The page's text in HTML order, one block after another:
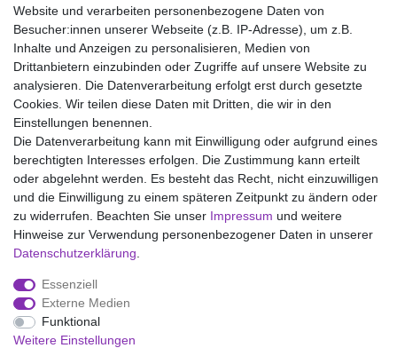
100% Baumwolle
aus komfortabler Sweatwear
Wir liefern mit DHL (auch Samstags)
Kostenloser Versand
14 Tage Rückgaberecht
Impressum Daten­schutz­erklärung AGB
Widerrufs­recht
Website und verarbeiten personenbezogene Daten von
Besucher:innen unserer Webseite (z.B. IP-Adresse), um z.B.
Inhalte und Anzeigen zu personalisieren, Medien von
Drittanbietern einzubinden oder Zugriffe auf unsere Website zu
analysieren. Die Datenverarbeitung erfolgt erst durch gesetzte
Cookies. Wir teilen diese Daten mit Dritten, die wir in den
Einstellungen benennen.
Die Datenverarbeitung kann mit Einwilligung oder aufgrund eines
berechtigten Interesses erfolgen. Die Zustimmung kann erteilt
oder abgelehnt werden. Es besteht das Recht, nicht einzuwilligen
und die Einwilligung zu einem späteren Zeitpunkt zu ändern oder
zu widerrufen. Beachten Sie unser Impressum und weitere
Hinweise zur Verwendung personenbezogener Daten in unserer
Daten­schutz­erklärung
Essenziell
Externe Medien
Funktional
Weitere Einstellungen